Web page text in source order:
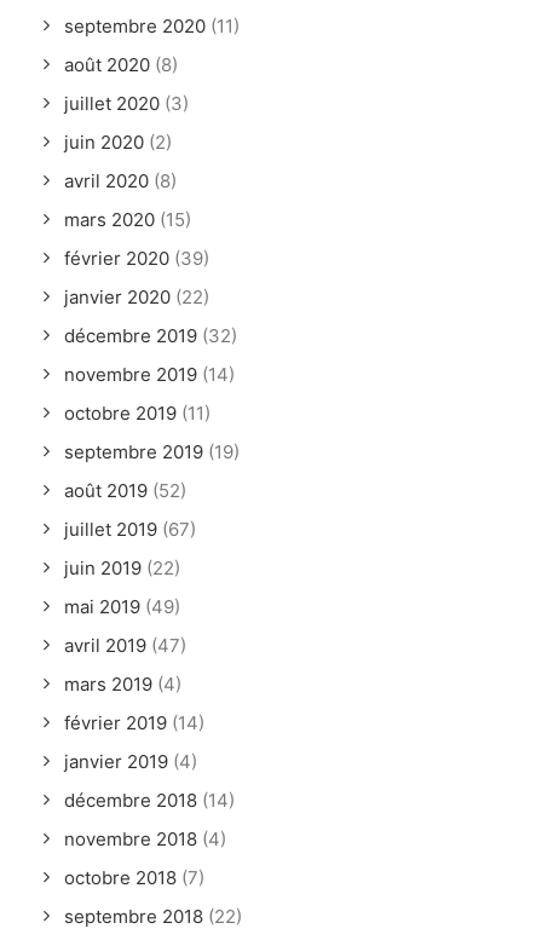
septembre 2020 (11)
août 2020 (8)
juillet 2020 (3)
juin 2020 (2)
avril 2020 (8)
mars 2020 (15)
février 2020 (39)
janvier 2020 (22)
décembre 2019 (32)
novembre 2019 (14)
octobre 2019 (11)
septembre 2019 (19)
août 2019 (52)
juillet 2019 (67)
juin 2019 (22)
mai 2019 (49)
avril 2019 (47)
mars 2019 (4)
février 2019 (14)
janvier 2019 (4)
décembre 2018 (14)
novembre 2018 (4)
octobre 2018 (7)
septembre 2018 (22)